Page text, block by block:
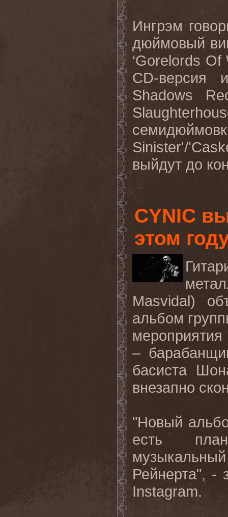
Ингрэм
дюймовый
‘Gorelords
CD-версия
Shadows
Sinister'/
выйдут до
CYNIC
этом
Masvidal)
альбом
мероприятия
–
басиста
внезапно
"Новый
есть
Рейнерта", -
Instagram.